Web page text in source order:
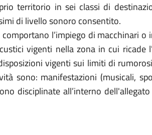
territorio in sei classi di
di livello sonoro consentito.
l’impiego di macchinari
vigenti nella zona in cui ricade
vigenti sui limiti di
sono: manifestazioni (musicali,
disciplinate all’interno